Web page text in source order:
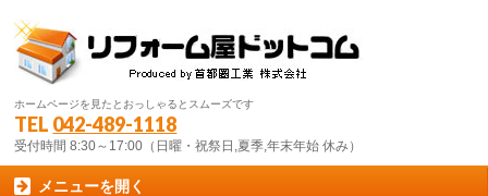
ホームページを見たとおっしゃるとスムーズです
TEL 042-489-1118
受付時間 8:30～17:00（日曜・祝祭日,夏季,年末年始 休み）
メニューを開く